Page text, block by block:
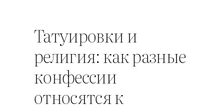
Татуировки и
религия: как разные
конфессии
относятся к